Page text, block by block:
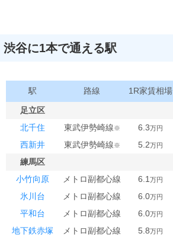
渋谷に1本で通える駅
駅 路線 1R家賃相場
足立区
北千住
東武伊勢崎線※ 6.3万円
西新井 東武伊勢崎線※ 5.2万円
練馬区
小竹向原
メトロ副都心線 6.1万円
氷川台 メトロ副都心線 6.0万円
平和台 メトロ副都心線 6.0万円
地下鉄赤塚 メトロ副都心線 5.8万円